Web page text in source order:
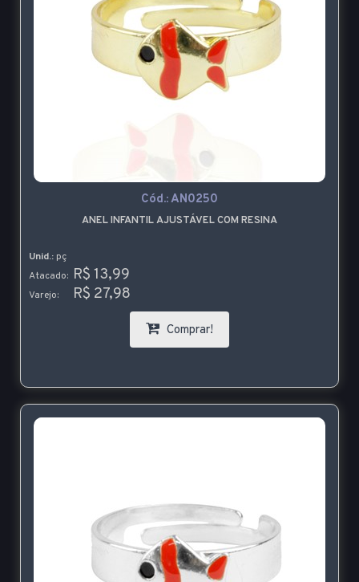
Cód.:AN0250
ANEL INFANTIL AJUSTÁVEL COM RESINA
Unid.: pç
Atacado: R$ 13,99
Varejo: R$ 27,98
Comprar!